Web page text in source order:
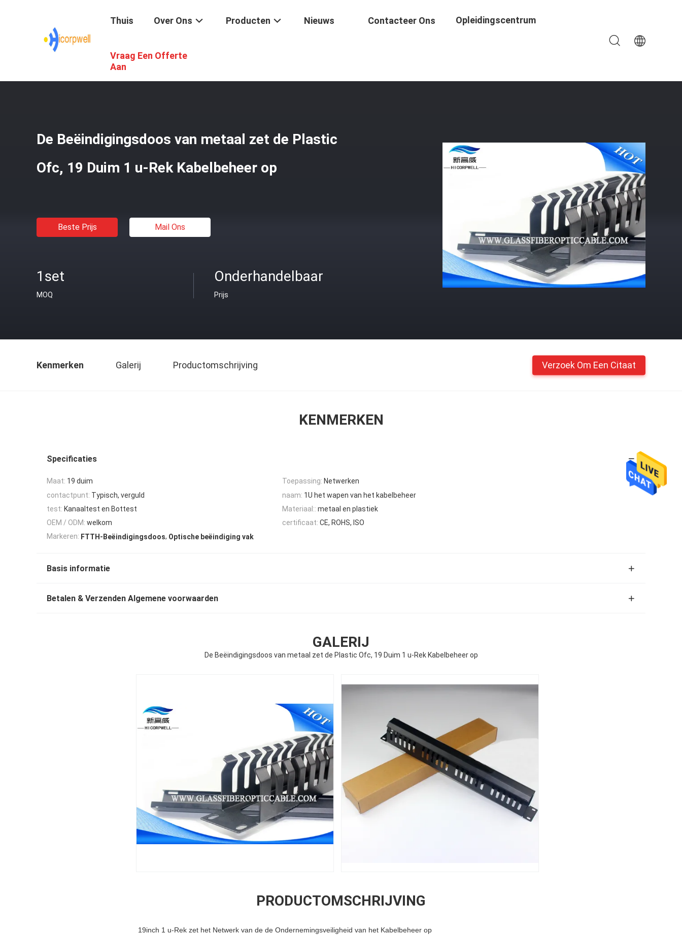
Thuis Over Ons Producten Nieuws Contacteer Ons Opleidingscentrum
Vraag Een Offerte
Aan
Het Netwerk Van De Ondernemingsveiligheid
De Beëindigingsdoos van metaal zet de Plastic
Ofc, 19 Duim 1 u-Rek Kabelbeheer op
Beste Prijs Mail Ons
1set
MOQ
Onderhandelbaar
Prijs
Kenmerken Galerij Productomschrijving Verzoek Om Een Citaat
KENMERKEN
Specificaties
Maat: 19 duim Toepassing: Netwerken
contactpunt: Typisch, verguld naam: 1U het wapen van het kabelbeheer
test: Kanaaltest en Bottest Materiaal:: metaal en plastiek
OEM / ODM: welkom certificaat: CE, ROHS, ISO
Markeren: FTTH-Beëindigingsdoos, Optische beëindiging vak
Basis informatie
Betalen & Verzenden Algemene voorwaarden
GALERIJ
De Beëindigingsdoos van metaal zet de Plastic Ofc, 19 Duim 1 u-Rek Kabelbeheer op
PRODUCTOMSCHRIJVING
19inch 1 u-Rek zet het Netwerk van de de Ondernemingsveiligheid van het Kabelbeheer op